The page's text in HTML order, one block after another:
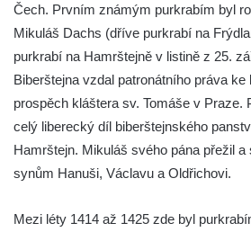
Hrad Tolštejn (Tollenstein)
Hrad Boršengrýn
Hrad Hamrštejn (Hammerstein)
Hrad Vildštejn (Skalná)
Hrad Krásný Buk (Schönbuch) u Krásné
Kamenický hrad na Zámeckém vrchu –
Čech. Prvním známým purkrabím byl
Mikuláš Dachs (dříve purkrabí na
purkrabí na Hamrštejně v listině z 25.
Biberštejna vzdal patronátního práva
prospěch kláštera sv. Tomáše v Praze.
celý liberecký díl biberštejnského
Hamrštejn. Mikuláš svého pána přežil a
synům Hanuši, Václavu a Oldřichovi.
Mezi léty 1414 až 1425 zde byl